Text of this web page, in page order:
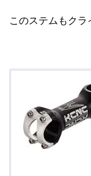
このステムもク